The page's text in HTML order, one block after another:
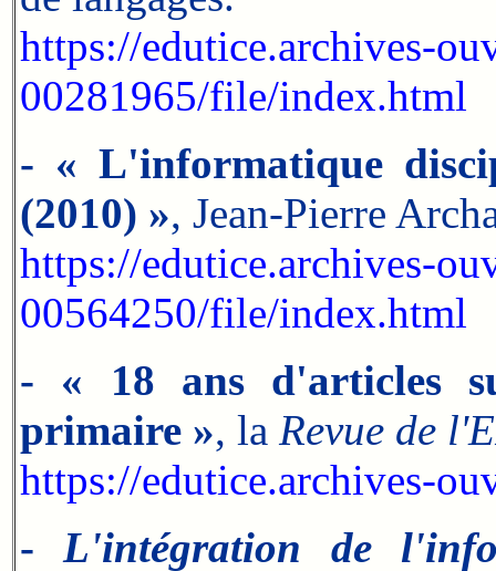
https://edutice.archives-
00281965/file/index.html
- « L'informatique
(2010) », Jean-Pierre
https://edutice.archives-
00564250/file/index.html
- « 18 ans d'articles
primaire », la Revue de
https://edutice.archives-
-L'intégration de